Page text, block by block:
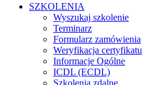
SZKOLENIA
Wyszukaj szkolenie
Terminarz
Formularz zamówienia
Weryfikacja certyfikatu
Informacje Ogólne
ICDL (ECDL)
Szkolenia zdalne